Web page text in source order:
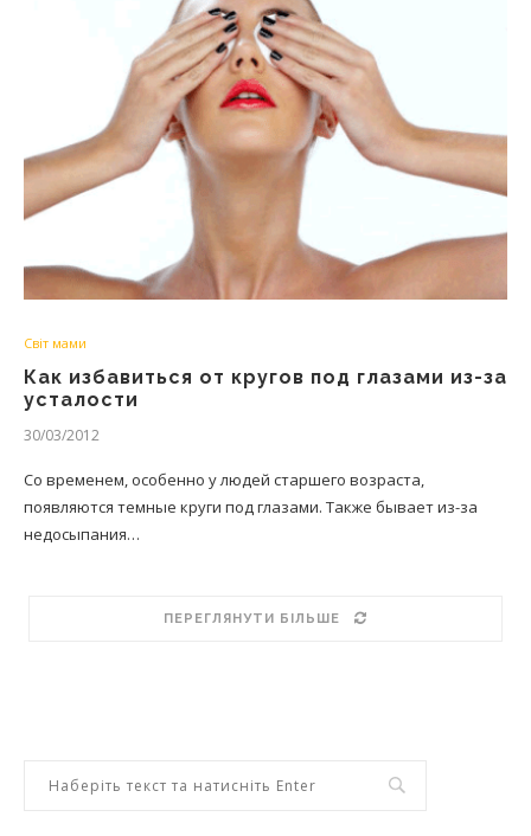
Світ мами
Как избавиться от кругов под глазами из-за
усталости
30/03/2012
Со временем, особенно у людей старшего возраста,
появляются темные круги под глазами. Также бывает из-за
недосыпания…
ПЕРЕГЛЯНУТИ БІЛЬШЕ